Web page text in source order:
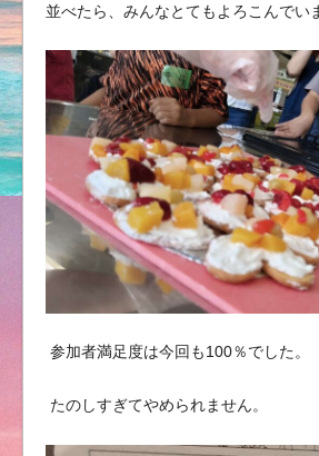
並べたら、みんなとてもよろこんでい
参加者満足度は今回も100％でした。
たのしすぎてやめられません。